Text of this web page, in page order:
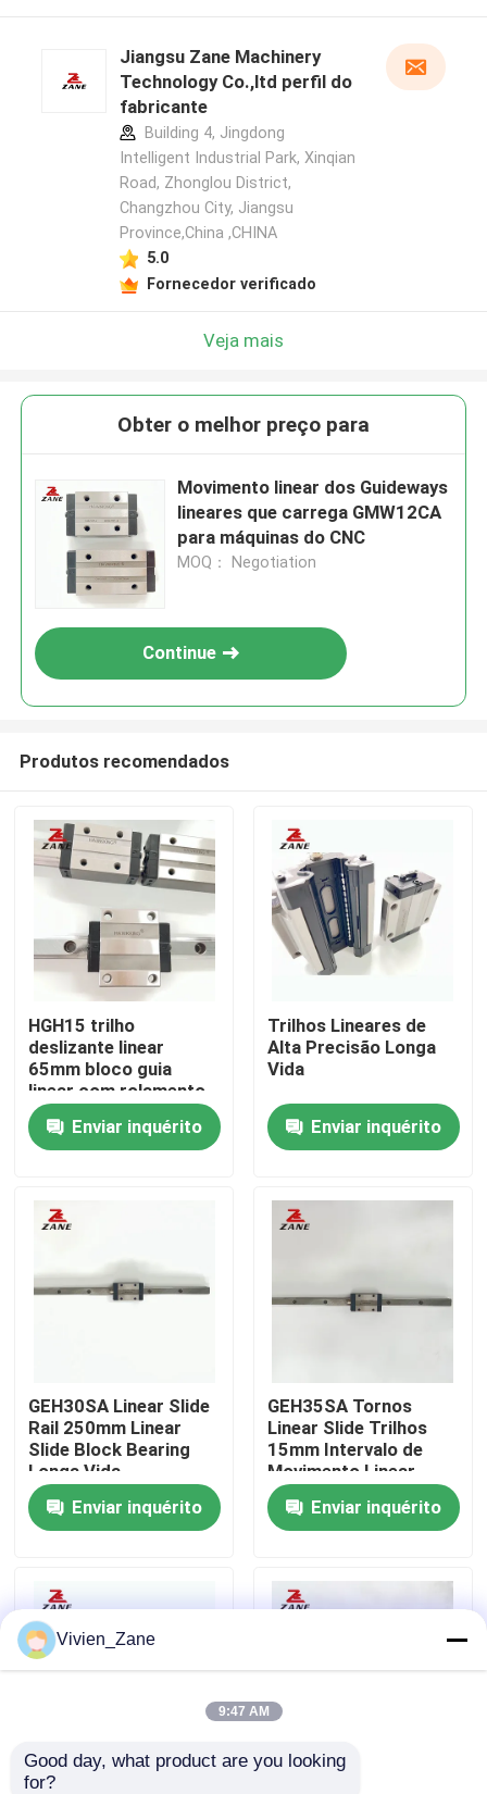
Produtos
Quem Somos
Controle de Qualidade
Fale Conosco
Todos os casos
Pedir um orçamento
Guia linear
Jiangsu Zane Machinery
Technology Co.,ltd perfil do
fabricante
Building 4, Jingdong
Intelligent Industrial Park, Xinqian
Road, Zhonglou District,
Changzhou City, Jiangsu
Province,China ,CHINA
5.0
Fornecedor verificado
Veja mais
Obter o melhor preço para
Movimento linear dos Guideways
lineares que carrega GMW12CA
para máquinas do CNC
MOQ： Negotiation
Continue
Produtos recomendados
HGH15 trilho
deslizante linear
65mm bloco guia
linear com rolamento
de bloco
Enviar inquérito
Trilhos Lineares de
Alta Precisão Longa
Vida
Enviar inquérito
GEH30SA Linear Slide
Rail 250mm Linear
Slide Block Bearing
Longa Vida
Operacional
Enviar inquérito
GEH35SA Tornos
Linear Slide Trilhos
15mm Intervalo de
Movimento Linear
Trilhos GEH35CA
Enviar inquérito
CE GRH Bloco de trilho
Vivien_Zane
9:47 AM
Good day, what product are you looking
for?